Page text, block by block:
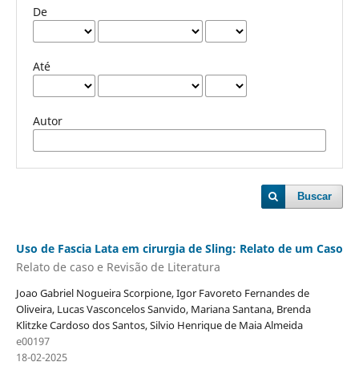
De
Até
Autor
Buscar
Uso de Fascia Lata em cirurgia de Sling: Relato de um Caso
Relato de caso e Revisão de Literatura
Joao Gabriel Nogueira Scorpione, Igor Favoreto Fernandes de
Oliveira, Lucas Vasconcelos Sanvido, Mariana Santana, Brenda
Klitzke Cardoso dos Santos, Silvio Henrique de Maia Almeida
e00197
18-02-2025